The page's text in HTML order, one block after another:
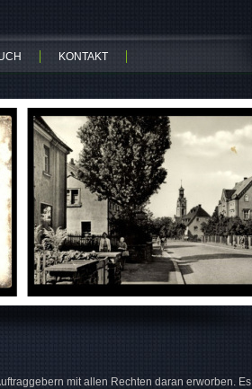
KONTAKT
mit allen Rechten daran erworben. Es